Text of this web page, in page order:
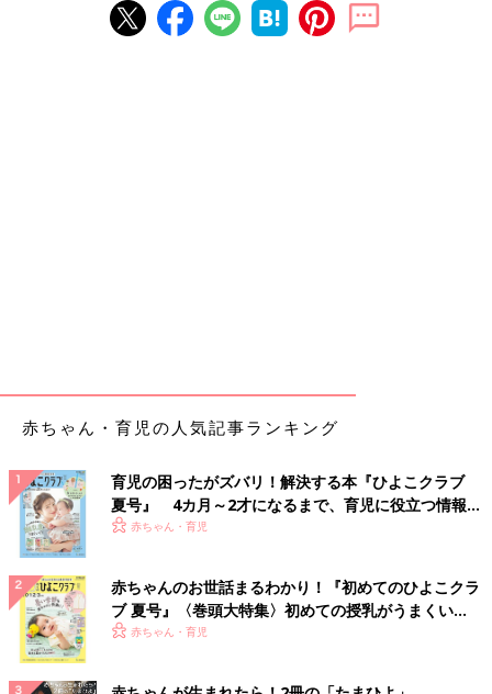
赤ちゃん・育児の人気記事ランキング
育児の困ったがズバリ！解決する本『ひよこクラブ
夏号』 4カ月～2才になるまで、育児に役立つ情報が
いっぱい！
赤ちゃん・育児
赤ちゃんのお世話まるわかり！『初めてのひよこクラ
ブ 夏号』〈巻頭大特集〉初めての授乳がうまくい
く！ おっぱい・ミルクの基本と夏のトラブル 解決テ
赤ちゃん・育児